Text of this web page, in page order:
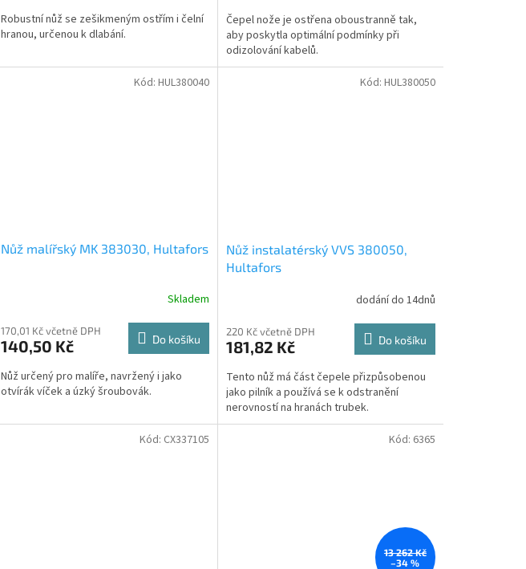
Robustní nůž se zešikmeným ostřím i čelní
hranou, určenou k dlabání.
Čepel nože je ostřena oboustranně tak,
aby poskytla optimální podmínky při
odizolování kabelů.
Nůž malířský MK 383030, Hultafors
Skladem
170,01 Kč včetně DPH
140,50 Kč Do košíku
Nůž určený pro malíře, navržený i jako
otvírák víček a úzký šroubovák.
Kód: HUL380040
Nůž instalatérský VVS 380050,
Hultafors
dodání do 14dnů
220 Kč včetně DPH
181,82 Kč Do košíku
Tento nůž má část čepele přizpůsobenou
jako pilník a používá se k odstranění
nerovností na hranách trubek.
Kód: HUL380050
Kód: CX337105
13 262 Kč
–34 %
Kód: 6365